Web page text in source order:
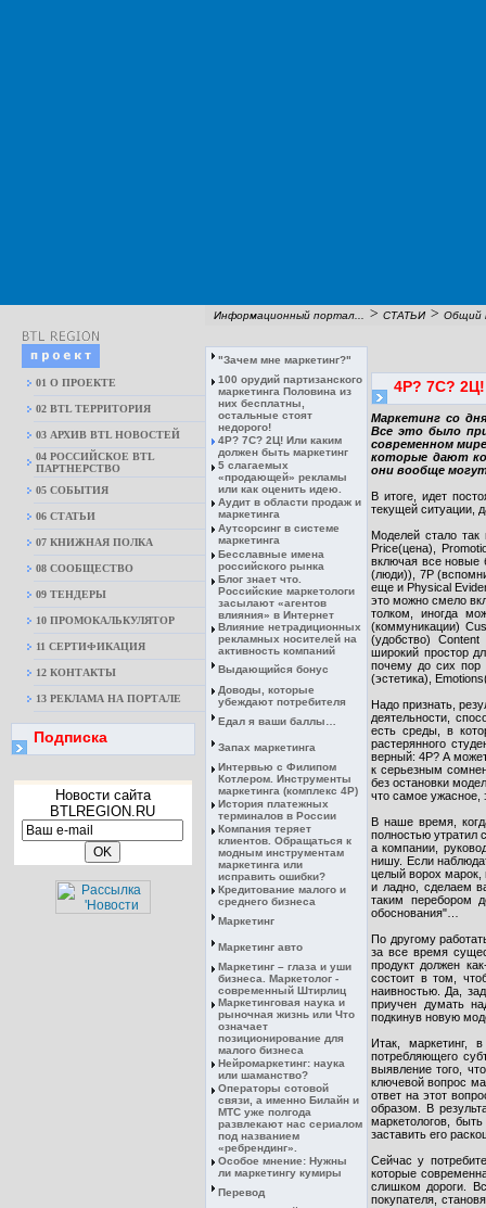
Информационный портал... > СТАТЬИ > Общий
01 О ПРОЕКТЕ
02 BTL ТЕРРИТОРИЯ
03 АРХИВ BTL НОВОСТЕЙ
04 РОССИЙСКОЕ BTL
ПАРТНЕРСТВО
05 СОБЫТИЯ
06 СТАТЬИ
07 КНИЖНАЯ ПОЛКА
08 CООБЩЕСТВО
09 ТЕНДЕРЫ
10 ПРОМОКАЛЬКУЛЯТОР
11 СЕРТИФИКАЦИЯ
12 КОНТАКТЫ
13 РЕКЛАМА НА ПОРТАЛЕ
Подписка
Новости сайта
BTLREGION.RU
"Зачем мне маркетинг?"
100 орудий партизанского
маркетинга Половина из
них бесплатны,
остальные стоят
недорого!
4Р? 7С? 2Ц! Или каким
должен быть маркетинг
5 слагаемых
«продающей» рекламы
или как оценить идею.
Аудит в области продаж и
маркетинга
Аутсорсинг в системе
маркетинга
Бесславные имена
российского рынка
Блог знает что.
Российские маркетологи
засылают «агентов
влияния» в Интернет
Влияние нетрадиционных
рекламных носителей на
активность компаний
Выдающийся бонус
Доводы, которые
убеждают потребителя
Едал я ваши баллы…
Запах маркетинга
Интервью с Филипом
Котлером. Инструменты
маркетинга (комплекс 4Р)
История платежных
терминалов в России
Компания теряет
клиентов. Обращаться к
модным инструментам
маркетинга или
исправить ошибки?
Кредитование малого и
среднего бизнеса
Маркетинг
Маркетинг авто
Маркетинг – глаза и уши
бизнеса. Маркетолог -
современный Штирлиц
Маркетинговая наука и
рыночная жизнь или Что
означает
позиционирование для
малого бизнеса
Нейромаркетинг: наука
или шаманство?
Операторы сотовой
связи, а именно Билайн и
МТС уже полгода
развлекают нас сериалом
под названием
«ребрендинг».
Особое мнение: Нужны
ли маркетингу кумиры
Перевод
4Р? 7С?
Маркетинг со
Все это было
современном
которые дают
они вообще
В итоге, идет
текущей ситуации,
Моделей стало так
Price(цена),
включая все новые
(люди)), 7Р
еще и Physical
это можно смело
толком, иногда
(коммуникации)
(удобство)
широкий простор
почему до сих пор
(эстетика),
Надо признать,
деятельности,
есть среды, в
растерянного
верный: 4Р? А
к серьезным
без остановки
что самое ужасное,
В наше время,
полностью утратил
а компании,
нишу. Если
целый ворох марок,
и ладно, сделаем
таким перебором
обоснования"…
По другому
за все время
продукт должен
состоит в том,
наивностью. Да,
приучен думать
подкинув новую
Итак, маркетинг,
потребляющего
выявление того,
ключевой вопрос
ответ на этот
образом. В
маркетологов,
заставить его
Сейчас у
которые
слишком дороги.
покупателя,